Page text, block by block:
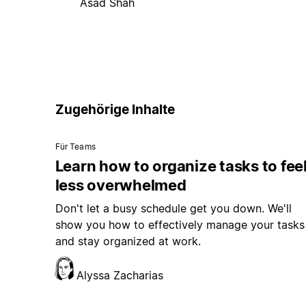
Zugehörige Inhalte
Für Teams
Learn how to organize tasks to feel
less overwhelmed
Don't let a busy schedule get you down. We'll
show you how to effectively manage your tasks
and stay organized at work.
Alyssa Zacharias